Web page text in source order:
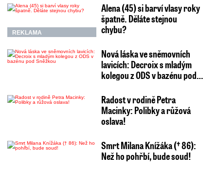
REKLAMA
Alena (45) si barví vlasy roky
špatně. Děláte stejnou
chybu?
Nová láska ve sněmovních
lavicích: Decroix s mladým
kolegou z ODS v bazénu pod…
Radost v rodině Petra
Macinky: Polibky a růžová
oslava!
Smrt Milana Knížáka († 86):
Než ho pohřbí, bude soud!